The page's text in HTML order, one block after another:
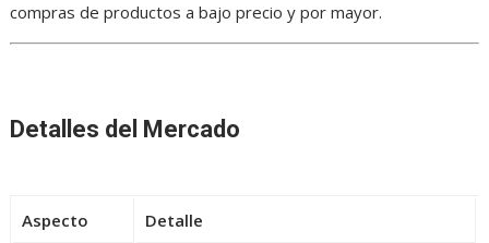
compras de productos a bajo precio y por mayor.
Detalles del Mercado
Aspecto Detalle